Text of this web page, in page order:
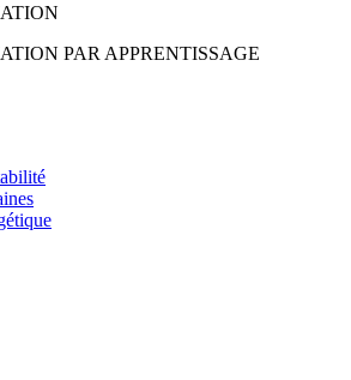
PAR APPRENTISSAGE